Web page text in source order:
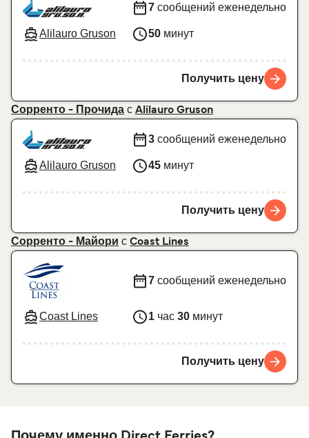
Alilauro Gruson
7 сообщений еженедельно
50 минут
Получить цену
Сорренто - Прочида с Alilauro Gruson
Alilauro Gruson
3 сообщений еженедельно
45 минут
Получить цену
Сорренто - Майори с Coast Lines
Coast Lines
7 сообщений еженедельно
1 час 30 минут
Получить цену